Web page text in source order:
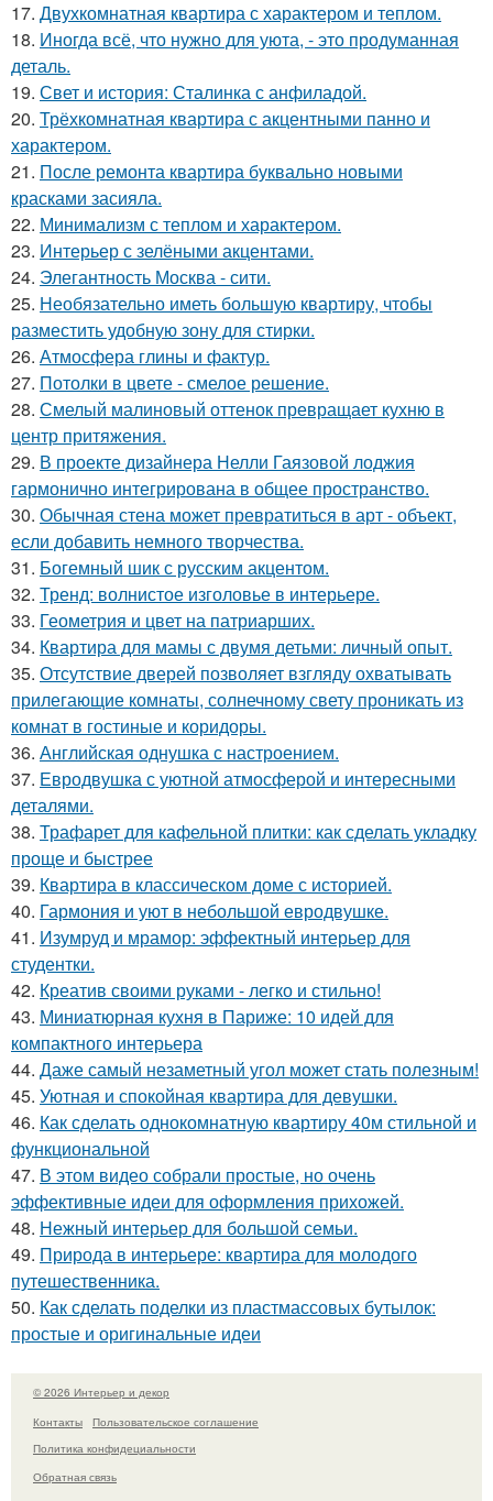
17. Двухкомнатная квартира с характером и теплом.
18. Иногда всё, что нужно для уюта, - это продуманная
деталь.
19. Свет и история: Сталинка с анфиладой.
20. Трёхкомнатная квартира с акцентными панно и
характером.
21. После ремонта квартира буквально новыми
красками засияла.
22. Минимализм с теплом и характером.
23. Интерьер с зелёными акцентами.
24. Элегантность Москва - сити.
25. Необязательно иметь большую квартиру, чтобы
разместить удобную зону для стирки.
26. Атмосфера глины и фактур.
27. Потолки в цвете - смелое решение.
28. Смелый малиновый оттенок превращает кухню в
центр притяжения.
29. В проекте дизайнера Нелли Гаязовой лоджия
гармонично интегрирована в общее пространство.
30. Обычная стена может превратиться в арт - объект,
если добавить немного творчества.
31. Богемный шик с русским акцентом.
32. Тренд: волнистое изголовье в интерьере.
33. Геометрия и цвет на патриарших.
34. Квартира для мамы с двумя детьми: личный опыт.
35. Отсутствие дверей позволяет взгляду охватывать
прилегающие комнаты, солнечному свету проникать из
комнат в гостиные и коридоры.
36. Английская однушка с настроением.
37. Евродвушка с уютной атмосферой и интересными
деталями.
38. Трафарет для кафельной плитки: как сделать укладку
проще и быстрее
39. Квартира в классическом доме с историей.
40. Гармония и уют в небольшой евродвушке.
41. Изумруд и мрамор: эффектный интерьер для
студентки.
42. Креатив своими руками - легко и стильно!
43. Миниатюрная кухня в Париже: 10 идей для
компактного интерьера
44. Даже самый незаметный угол может стать полезным!
45. Уютная и спокойная квартира для девушки.
46. Как сделать однокомнатную квартиру 40м стильной и
функциональной
47. В этом видео собрали простые, но очень
эффективные идеи для оформления прихожей.
48. Нежный интерьер для большой семьи.
49. Природа в интерьере: квартира для молодого
путешественника.
50. Как сделать поделки из пластмассовых бутылок:
простые и оригинальные идеи
© 2026 Интерьер и декор
Контакты
Пользовательское соглашение
Политика конфидециальности
Обратная связь